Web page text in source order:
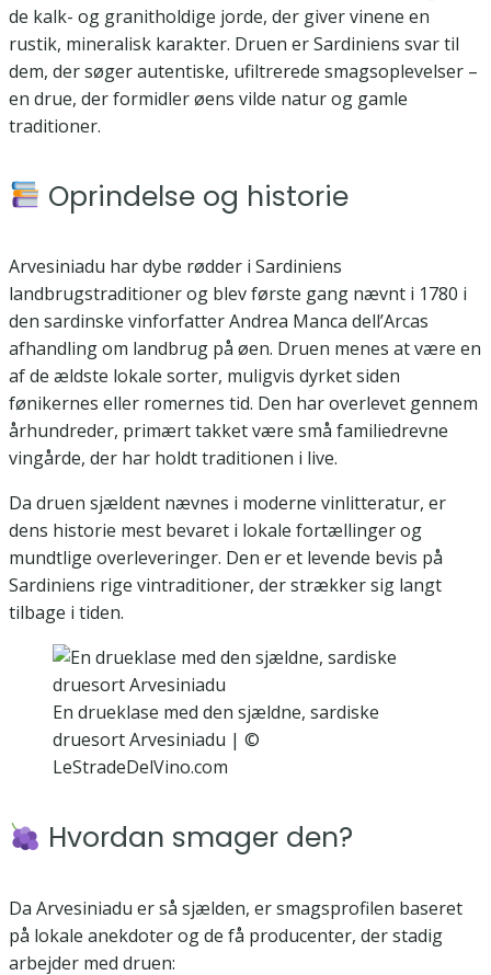
de kalk- og granitholdige jorde, der giver vinene en
rustik, mineralisk karakter. Druen er Sardiniens svar til
dem, der søger autentiske, ufiltrerede smagsoplevelser –
en drue, der formidler øens vilde natur og gamle
traditioner.
Oprindelse og historie
Arvesiniadu har dybe rødder i Sardiniens
landbrugstraditioner og blev første gang nævnt i 1780 i
den sardinske vinforfatter Andrea Manca dell’Arcas
afhandling om landbrug på øen. Druen menes at være en
af de ældste lokale sorter, muligvis dyrket siden
fønikernes eller romernes tid. Den har overlevet gennem
århundreder, primært takket være små familiedrevne
vingårde, der har holdt traditionen i live.
Da druen sjældent nævnes i moderne vinlitteratur, er
dens historie mest bevaret i lokale fortællinger og
mundtlige overleveringer. Den er et levende bevis på
Sardiniens rige vintraditioner, der strækker sig langt
tilbage i tiden.
En drueklase med den sjældne, sardiske
druesort Arvesiniadu | ©
LeStradeDelVino.com
Hvordan smager den?
Da Arvesiniadu er så sjælden, er smagsprofilen baseret
på lokale anekdoter og de få producenter, der stadig
arbejder med druen: